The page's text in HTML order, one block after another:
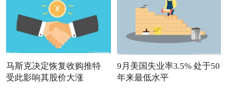
马斯克决定恢复收购推特
受此影响其股价大涨
9月美国失业率3.5% 处于50
年来最低水平